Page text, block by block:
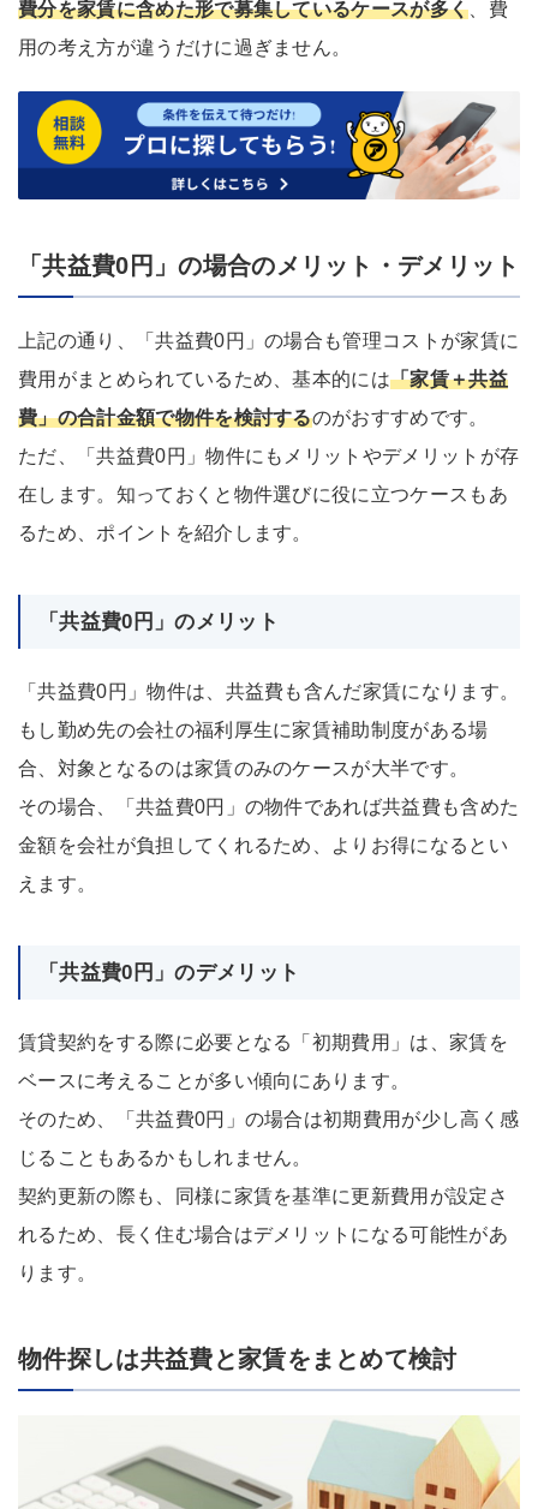
費分を家賃に含めた形で募集しているケースが多く 、費
用の考え方が違うだけに過ぎません。
「共益費0円」の場合のメリット・デメリット
上記の通り、「共益費0円」の場合も管理コストが家賃に
費用がまとめられているため、基本的には「家賃＋共益
費」の合計金額で物件を検討するのがおすすめです。
ただ、「共益費0円」物件にもメリットやデメリットが存
在します。知っておくと物件選びに役に立つケースもあ
るため、ポイントを紹介します。
「共益費0円」のメリット
「共益費0円」物件は、共益費も含んだ家賃になります。
もし勤め先の会社の福利厚生に家賃補助制度がある場
合、対象となるのは家賃のみのケースが大半です。
その場合、「共益費0円」の物件であれば共益費も含めた
金額を会社が負担してくれるため、よりお得になるとい
えます。
「共益費0円」のデメリット
賃貸契約をする際に必要となる「初期費用」は、家賃を
ベースに考えることが多い傾向にあります。
そのため、「共益費0円」の場合は初期費用が少し高く感
じることもあるかもしれません。
契約更新の際も、同様に家賃を基準に更新費用が設定さ
れるため、長く住む場合はデメリットになる可能性があ
ります。
物件探しは共益費と家賃をまとめて検討